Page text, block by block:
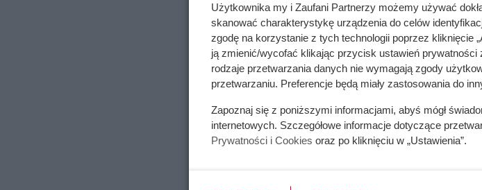
Użytkownika my i Zaufani Partnerzy możemy używać
skanować charakterystykę urządzenia do celów
zgodę na korzystanie z tych technologii poprzez kliknięcie
ją zmienić/wycofać klikając przycisk ustawień
rodzaje przetwarzania danych nie wymagają zgody
przetwarzaniu. Preferencje będą miały zastosowania do
Zapoznaj się z poniższymi informacjami, abyś mógł
internetowych. Szczegółowe informacje dotyczące
Prywatności i Cookies oraz po kliknięciu w „Ustawienia”.